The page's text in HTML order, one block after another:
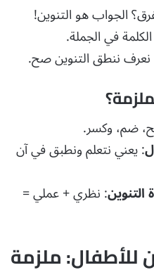
الجواب هو التنوين!
في الجملة.
نعرف ننطق التنوين صح.
ضم، وكسر.
: يعني نتعلم ونطبق في آن
: نظري + عملي =
للأطفال: ملزمة